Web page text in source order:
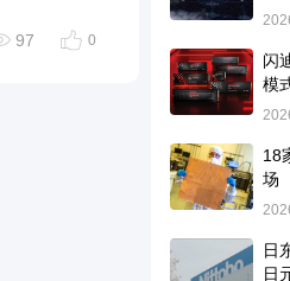
97 0
暗
闪
模
18
场
日
日